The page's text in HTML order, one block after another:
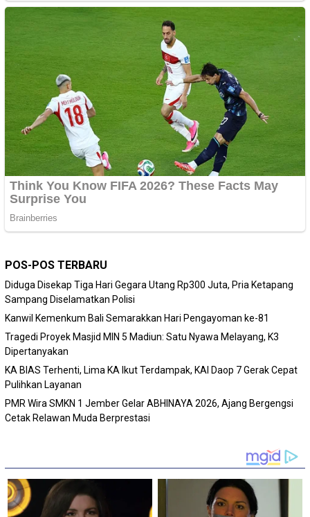
POS-POS TERBARU
Diduga Disekap Tiga Hari Gegara Utang Rp300 Juta, Pria Ketapang
Sampang Diselamatkan Polisi
Kanwil Kemenkum Bali Semarakkan Hari Pengayoman ke-81
Tragedi Proyek Masjid MIN 5 Madiun: Satu Nyawa Melayang, K3
Dipertanyakan
KA BIAS Terhenti, Lima KA Ikut Terdampak, KAI Daop 7 Gerak Cepat
Pulihkan Layanan
PMR Wira SMKN 1 Jember Gelar ABHINAYA 2026, Ajang Bergengsi
Cetak Relawan Muda Berprestasi